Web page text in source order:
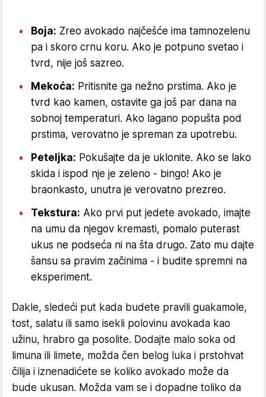
Boja: Zreo avokado najčešće ima tamnozelenu
pa i skoro crnu koru. Ako je potpuno svetao i
tvrd, nije još sazreo.
Mekoća: Pritisnite ga nežno prstima. Ako je
tvrd kao kamen, ostavite ga još par dana na
sobnoj temperaturi. Ako lagano popušta pod
prstima, verovatno je spreman za upotrebu.
Peteljka: Pokušajte da je uklonite. Ako se lako
skida i ispod nje je zeleno - bingo! Ako je
braonkasto, unutra je verovatno prezreo.
Tekstura: Ako prvi put jedete avokado, imajte
na umu da njegov kremasti, pomalo puterast
ukus ne podseća ni na šta drugo. Zato mu dajte
šansu sa pravim začinima - i budite spremni na
eksperiment.
Dakle, sledeći put kada budete pravili guakamole,
tost, salatu ili samo isekli polovinu avokada kao
užinu, hrabro ga posolite. Dodajte malo soka od
limuna ili limete, možda čen belog luka i prstohvat
čilija i iznenadićete se koliko avokado može da
bude ukusan. Možda vam se i dopadne toliko da